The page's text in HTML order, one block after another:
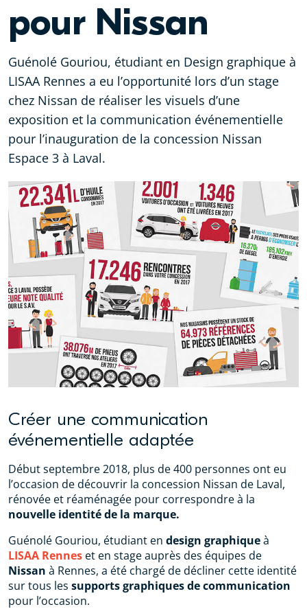
pour Nissan
Guénolé Gouriou, étudiant en Design graphique à
LISAA Rennes a eu l’opportunité lors d’un stage
chez Nissan de réaliser les visuels d’une
exposition et la communication événementielle
pour l’inauguration de la concession Nissan
Espace 3 à Laval.
Créer une communication
événementielle adaptée
Début septembre 2018, plus de 400 personnes ont eu
l’occasion de découvrir la concession Nissan de Laval,
rénovée et réaménagée pour correspondre à la
nouvelle identité de la marque.
Guénolé Gouriou, étudiant en design graphiqueà
LISAA Rennes et en stage auprès des équipes de
Nissan à Rennes, a été chargé de décliner cette identité
sur tous les supports graphiques de communication
pour l’occasion.